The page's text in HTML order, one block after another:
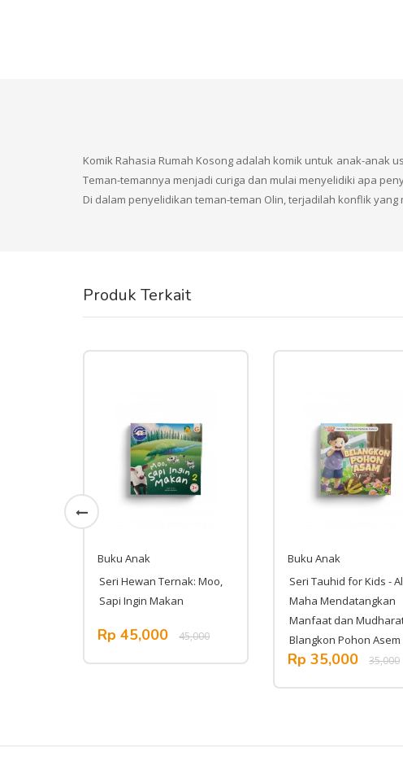
Komik Rahasia Rumah Kosong adalah komik untuk anak-anak
Teman-temannya menjadi curiga dan mulai menyelidiki apa
Di dalam penyelidikan teman-teman Olin, terjadilah konflik
Produk Terkait
Buku Anak
Seri Hewan Ternak: Moo,
Sapi Ingin Makan
Rp 45,000 45,000
Buku Anak
Seri Tauhid for Kids -
Maha Mendatangkan
Manfaat dan
Blangkon Pohon Asem
Rp 35,000 35,000